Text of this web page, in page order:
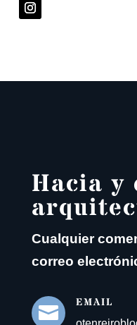
Hacia y
Cualquier
correo

EMAIL